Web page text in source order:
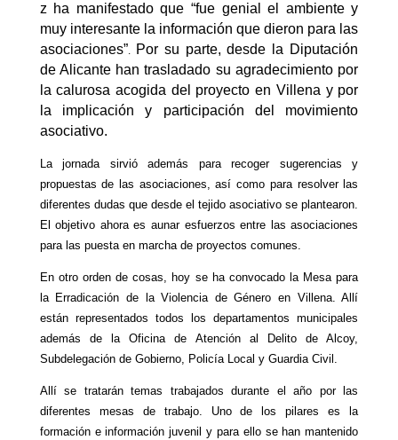
z ha manifestado que “fue genial el ambiente y
muy interesante la información que dieron para las
asociaciones”. Por su parte, desde la Diputación
de Alicante han trasladado su agradecimiento por
la calurosa acogida del proyecto en Villena y por
la implicación y participación del movimiento
asociativo.
La jornada sirvió además para recoger sugerencias y
propuestas de las asociaciones, así como para resolver las
diferentes dudas que desde el tejido asociativo se plantearon.
El objetivo ahora es aunar esfuerzos entre las asociaciones
para las puesta en marcha de proyectos comunes.
En otro orden de cosas, hoy se ha convocado la Mesa para
la Erradicación de la Violencia de Género en Villena. Allí
están representados todos los departamentos municipales
además de la Oficina de Atención al Delito de Alcoy,
Subdelegación de Gobierno, Policía Local y Guardia Civil.
Allí se tratarán temas trabajados durante el año por las
diferentes mesas de trabajo. Uno de los pilares es la
formación e información juvenil y para ello se han mantenido